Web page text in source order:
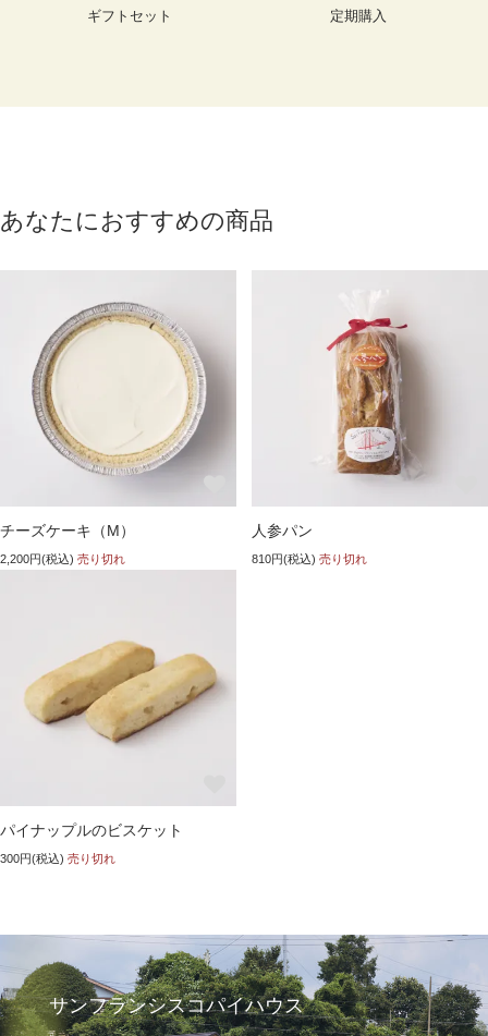
ギフトセット 定期購入
あなたにおすすめの商品
チーズケーキ（M）
2,200円(税込) 売り切れ
人参パン
810円(税込) 売り切れ
パイナップルのビスケット
300円(税込) 売り切れ
サンフランシスコパイハウス